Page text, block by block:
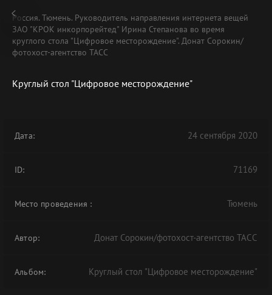
Россия. Тюмень. Руководитель направления интернета вещей
ЗАО "КРОК инкорпорейтед" Ирина Степанова во время
круглого стола "Цифровое месторождение". Донат Сорокин/
фотохост-агентство ТАСС
Круглый стол "Цифровое месторождение"
Дата: 24 сентября 2020
ID: 71169
Место проведения : Тюмень
Автор: Донат Сорокин/фотохост-агентство ТАСС
Альбом: Круглый стол "Цифровое месторождение"